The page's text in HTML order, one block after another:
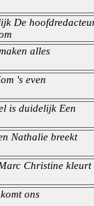
De
alles
's even
is duidelijk Een
Nathalie breekt
Christine kleurt
ons